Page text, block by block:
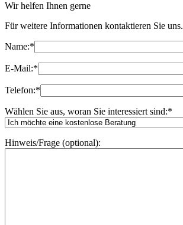
Wir helfen Ihnen gerne
Für weitere Informationen kontaktieren Sie uns.
Name:*
E-Mail:*
Telefon:*
Wählen Sie aus, woran Sie interessiert sind:*
Hinweis/Frage (optional):